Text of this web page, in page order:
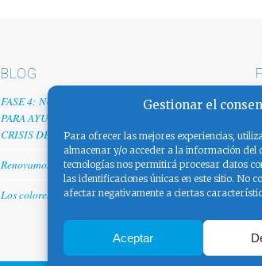
Gestionar el
Para ofrecer las mejores experiencias,
almacenar y/o acceder a la información del
tecnologías nos permitirá procesar datos
las identificaciones únicas en este sitio. No
afectar negativamente a ciertas
Aceptar
BLOG
FASE 4: NUESTRO GRANITO DE ARENA
PARA AYUDAR A EMPRESAS TRAS LA
CRISIS DEL COVID-19
Renovamos web
Los colores de España